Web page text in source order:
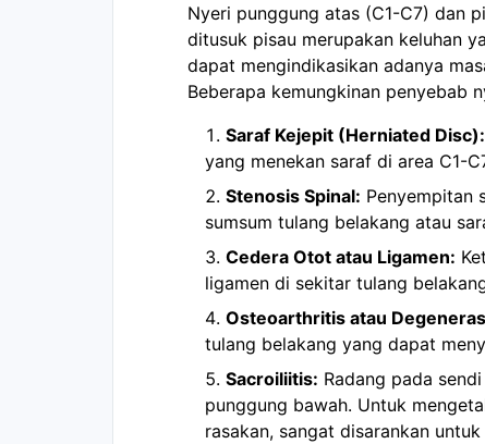
Nyeri punggung atas (C1-C7) dan
ditusuk pisau merupakan keluhan
dapat mengindikasikan adanya
Beberapa kemungkinan penyebab
Saraf Kejepit (Herniated Disc):
yang menekan saraf di area C1-
Stenosis Spinal: Penyempitan
sumsum tulang belakang atau
Cedera Otot atau Ligamen:
ligamen di sekitar tulang
Osteoarthritis atau
tulang belakang yang dapat
Sacroiliitis: Radang pada
punggung bawah. Untuk
rasakan, sangat disarankan